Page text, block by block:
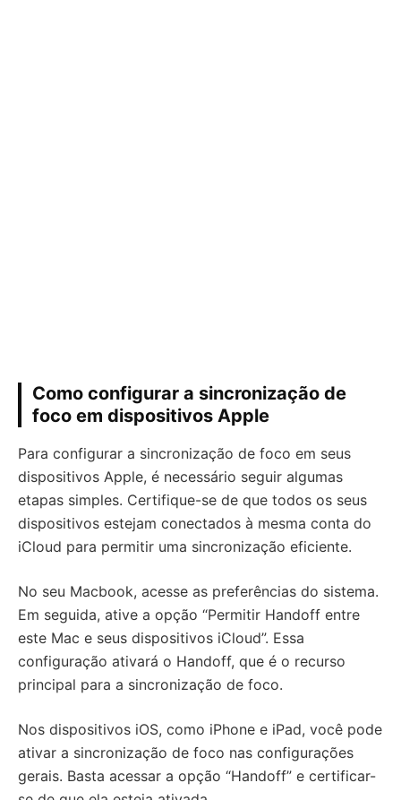
Como configurar a sincronização de
foco em dispositivos Apple
Para configurar a sincronização de foco em seus
dispositivos Apple, é necessário seguir algumas
etapas simples. Certifique-se de que todos os seus
dispositivos estejam conectados à mesma conta do
iCloud para permitir uma sincronização eficiente.
No seu Macbook, acesse as preferências do sistema.
Em seguida, ative a opção “Permitir Handoff entre
este Mac e seus dispositivos iCloud”. Essa
configuração ativará o Handoff, que é o recurso
principal para a sincronização de foco.
Nos dispositivos iOS, como iPhone e iPad, você pode
ativar a sincronização de foco nas configurações
gerais. Basta acessar a opção “Handoff” e certificar-